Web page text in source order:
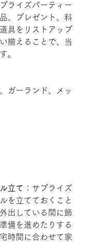
プライズパーティー
、プレゼント、料
具をリストアップ
揃えることで、当
。
ガーランド、メッ
立て ：サプライズ
を立てておくこと
出している間に飾
備を進めたりする
時間に合わせて家